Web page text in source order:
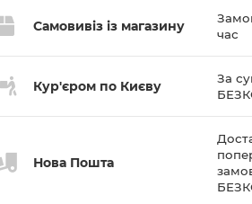
Самовивіз із магазину
час
Кур'єром по Києву
За
Нова Пошта